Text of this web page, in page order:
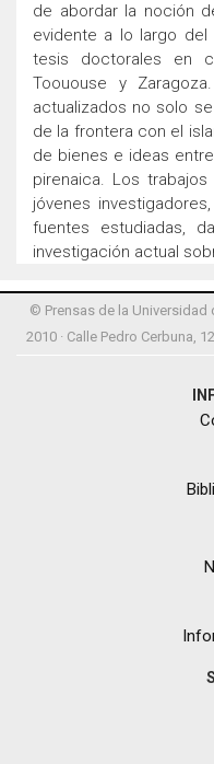
de abordar la noción
evidente a lo largo del
tesis doctorales en
Toououse y
actualizados no solo
de la frontera con el
de bienes e ideas
pirenaica. Los
jóvenes
fuentes estudiadas,
investigación actual
© Prensas de la Universidad
2010 · Calle Pedro Cerbuna,